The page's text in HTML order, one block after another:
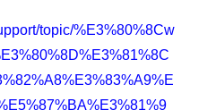
topic/%E3%80%8Cw